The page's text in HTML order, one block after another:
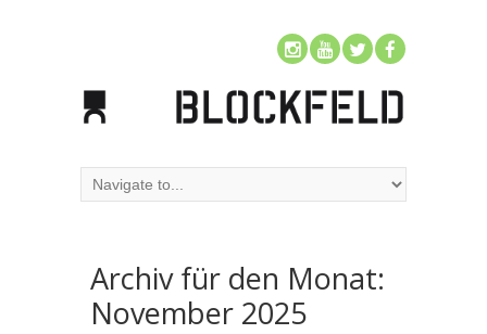
Archiv für den Monat:
November 2025